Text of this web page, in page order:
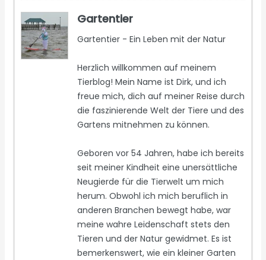
Gartentier
Gartentier - Ein Leben mit der Natur
Herzlich willkommen auf meinem
Tierblog! Mein Name ist Dirk, und ich
freue mich, dich auf meiner Reise durch
die faszinierende Welt der Tiere und des
Gartens mitnehmen zu können.
Geboren vor 54 Jahren, habe ich bereits
seit meiner Kindheit eine unersättliche
Neugierde für die Tierwelt um mich
herum. Obwohl ich mich beruflich in
anderen Branchen bewegt habe, war
meine wahre Leidenschaft stets den
Tieren und der Natur gewidmet. Es ist
bemerkenswert, wie ein kleiner Garten